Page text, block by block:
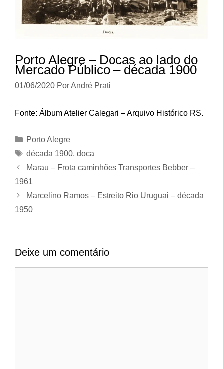
Porto Alegre – Docas ao lado do
Mercado Público – década 1900
01/06/2020 PorAndré Prati
Fonte: Álbum Atelier Calegari – Arquivo Histórico RS.
Categorias
Porto Alegre
Tags
década 1900, doca
Marau – Frota caminhões Transportes Bebber –
1961
Marcelino Ramos – Estreito Rio Uruguai – década
1950
Deixe um comentário